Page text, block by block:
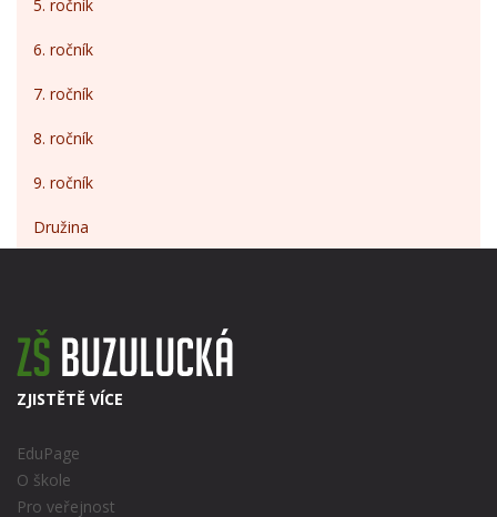
5. ročník
6. ročník
7. ročník
8. ročník
9. ročník
Družina
ZJISTĚTĚ VÍCE
EduPage
O škole
Pro veřejnost